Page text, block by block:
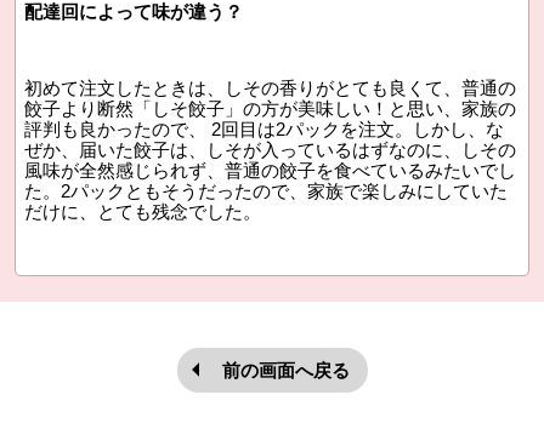
配達回によって味が違う？
初めて注文したときは、しその香りがとても良くて、普通の
餃子より断然「しそ餃子」の方が美味しい！と思い、家族の
評判も良かったので、 2回目は2パックを注文。しかし、な
ぜか、届いた餃子は、しそが入っているはずなのに、しその
風味が全然感じられず、普通の餃子を食べているみたいでし
た。2パックともそうだったので、家族で楽しみにしていた
だけに、とても残念でした。
前の画面へ戻る